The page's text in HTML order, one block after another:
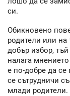
си.
Обикновено
родители или на
добър избор,
налага
е по-добре да се
се сътрудничи
млади родители.